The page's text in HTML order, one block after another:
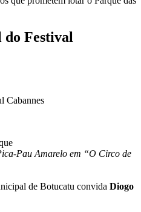
Festival
Cabannes
Pau Amarelo em “O Circo de
de Botucatu convida Diogo